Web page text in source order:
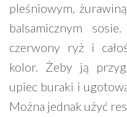
pleśniowym,
balsamicznym
czerwony ryż i
kolor. Żeby ją
upiec buraki i
Można jednak użyć